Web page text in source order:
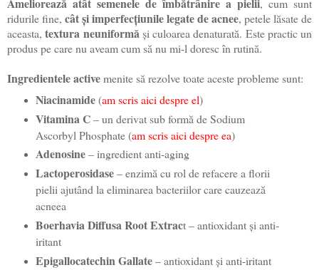
ridurile fine, cât și imperfecțiunile legate de acnee, petele lăsate de
aceasta,textura neuniformă și culoarea denaturată. Este practic un
produs pe care nu aveam cum să nu mi-l doresc în rutină.
Ingredientele activemenite să rezolve toate aceste probleme sunt:
Niacinamide(am scris aici despre el)
Vitamina C– un derivat sub formă de Sodium
Ascorbyl Phosphate (am scris aici despre ea)
Adenosine– ingredient anti-aging
Lactoperosidase– enzimă cu rol de refacere a florii
pielii ajutând la eliminarea bacteriilor care cauzează
acneea
Boerhavia Diffusa Root Extract – antioxidant și anti-
iritant
Epigallocatechin Gallate– antioxidant și anti-iritant